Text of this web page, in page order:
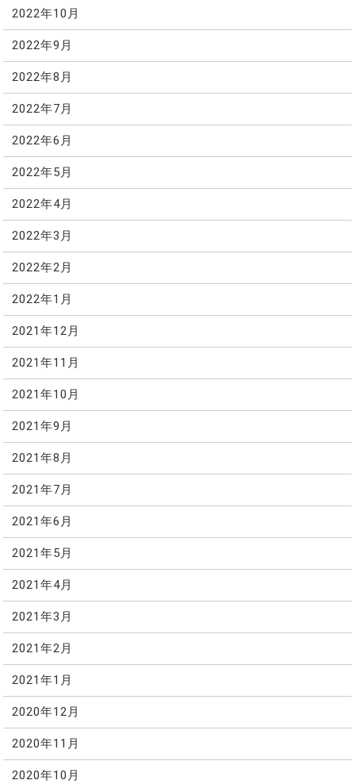
2022年10月
2022年9月
2022年8月
2022年7月
2022年6月
2022年5月
2022年4月
2022年3月
2022年2月
2022年1月
2021年12月
2021年11月
2021年10月
2021年9月
2021年8月
2021年7月
2021年6月
2021年5月
2021年4月
2021年3月
2021年2月
2021年1月
2020年12月
2020年11月
2020年10月